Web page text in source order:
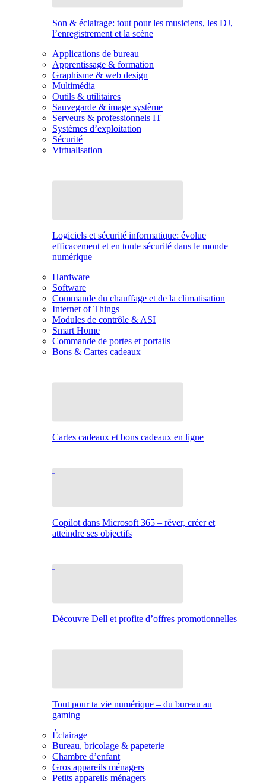
Son & éclairage: tout pour les musiciens, les DJ,
l’enregistrement et la scène
Applications de bureau
Apprentissage & formation
Graphisme & web design
Multimédia
Outils & utilitaires
Sauvegarde & image système
Serveurs & professionnels IT
Systèmes d’exploitation
Sécurité
Virtualisation
Logiciels et sécurité informatique: évolue
efficacement et en toute sécurité dans le monde
numérique
Hardware
Software
Commande du chauffage et de la climatisation
Internet of Things
Modules de contrôle & ASI
Smart Home
Commande de portes et portails
Bons & Cartes cadeaux
Cartes cadeaux et bons cadeaux en ligne
Copilot dans Microsoft 365 – rêver, créer et
atteindre ses objectifs
Découvre Dell et profite d’offres promotionnelles
Tout pour ta vie numérique – du bureau au
gaming
Éclairage
Bureau, bricolage & papeterie
Chambre d’enfant
Gros appareils ménagers
Petits appareils ménagers